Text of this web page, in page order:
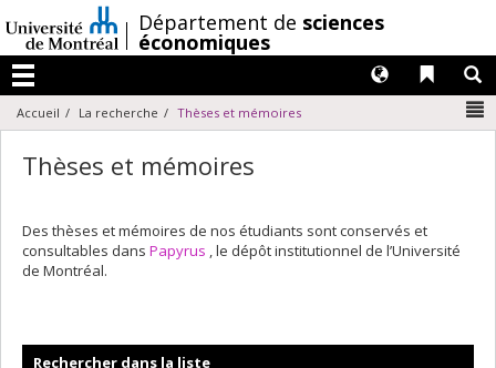
au
contenu
/Département de sciences
économiques
Menu
Liens
Langues
Accueil La recherche Thèses et mémoires
Thèses et mémoires
Des thèses et mémoires de nos étudiants sont conservés et
consultables dans Papyrus , le dépôt institutionnel de l’Université
de Montréal.
Rechercher dans la liste